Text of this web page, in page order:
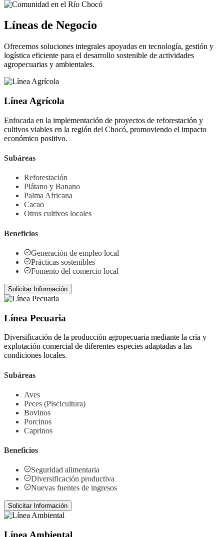
Líneas de Negocio
Ofrecemos soluciones integrales apoyadas en tecnología, gestión y
logística eficiente para el desarrollo sostenible de actividades
agropecuarias y ambientales.
Línea Agrícola
Enfocada en la implementación de proyectos de reforestación y
cultivos viables en la región del Chocó, promoviendo el impacto
económico positivo.
Subáreas
Reforestación
Plátano y Banano
Palma Africana
Cacao
Otros cultivos locales
Beneficios
Generación de empleo local
Prácticas sostenibles
Fomento del comercio local
Solicitar Información
Línea Pecuaria
Diversificación de la producción agropecuaria mediante la cría y
explotación comercial de diferentes especies adaptadas a las
condiciones locales.
Subáreas
Aves
Peces (Piscicultura)
Bovinos
Porcinos
Caprinos
Beneficios
Seguridad alimentaria
Diversificación productiva
Nuevas fuentes de ingresos
Solicitar Información
Línea Ambiental